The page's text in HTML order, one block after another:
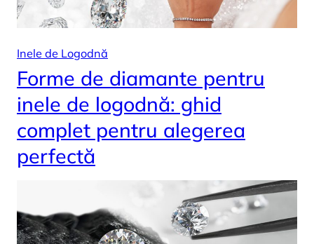
Inele de Logodnă
Forme de diamante pentru
inele de logodnă: ghid
complet pentru alegerea
perfectă